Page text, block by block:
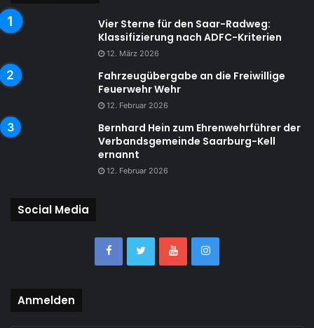
Vier Sterne für den Saar-Radweg:
Klassifizierung nach ADFC-Kriterien
12. März 2026
Fahrzeugübergabe an die Freiwillige
Feuerwehr Wehr
12. Februar 2026
Bernhard Hein zum Ehrenwehrführer der
Verbandsgemeinde Saarburg-Kell
ernannt
12. Februar 2026
Social Media
Anmelden